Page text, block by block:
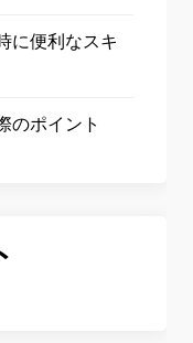
に便利なスキ
のポイント